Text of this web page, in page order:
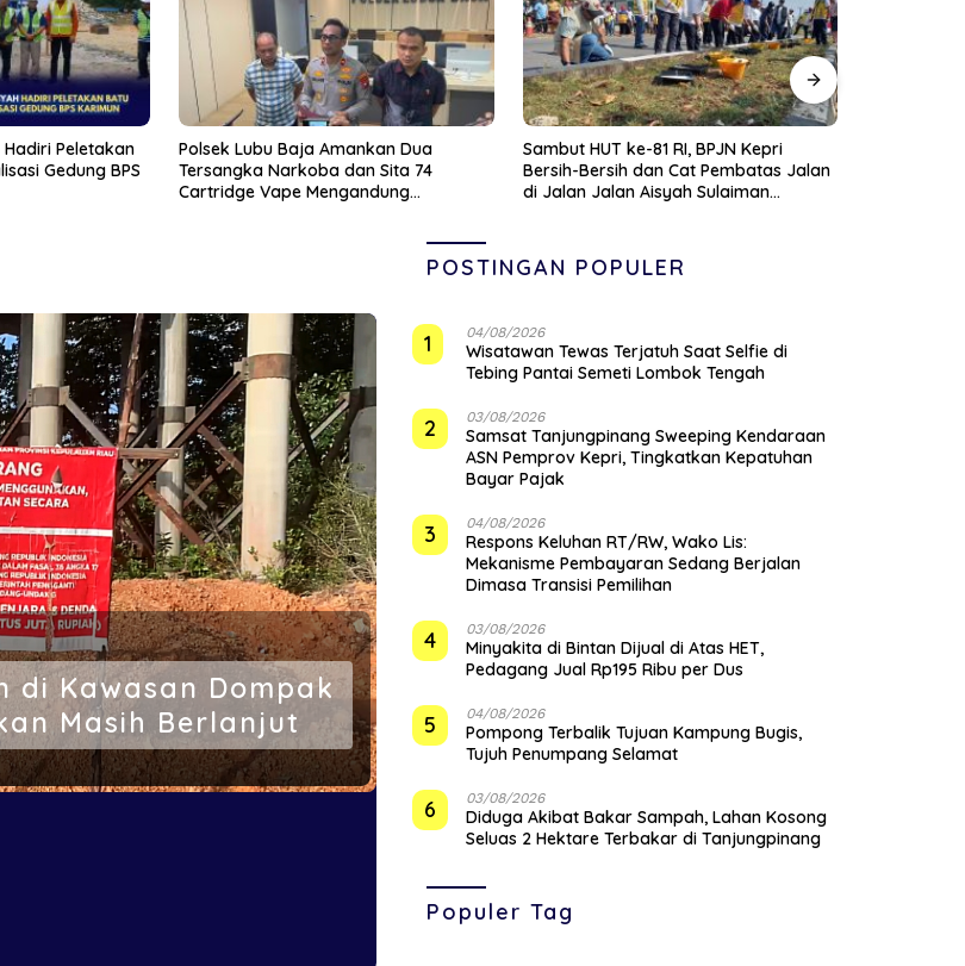
Dua
Sita 74
Sambut HUT ke-81 RI, BPJN Kepri
Bersih-Bersih dan Cat Pembatas Jalan
di Jalan Jalan Aisyah Sulaiman
Pemko Tanjungpinang Salurkan
Seragam Sekolah Gratis di November
di Kawasan Dompak
Masih Berlanjut
POSTINGAN POPULER
1 04/08/2026
Wisatawan Tewas Terjatuh Saat Selfie di
Tebing Pantai Semeti Lombok Tengah
2 03/08/2026
Samsat Tanjungpinang Sweeping Kendaraan
ASN Pemprov Kepri, Tingkatkan Kepatuhan
Bayar Pajak
3 04/08/2026
‎Respons Keluhan RT/RW, Wako Lis:
Mekanisme Pembayaran Sedang Berjalan
Dimasa Transisi Pemilihan
4 03/08/2026
Minyakita di Bintan Dijual di Atas HET,
Pedagang Jual Rp195 Ribu per Dus
5 04/08/2026
Pompong Terbalik Tujuan Kampung Bugis,
Tujuh Penumpang Selamat
6 03/08/2026
Diduga Akibat Bakar Sampah, Lahan Kosong
Seluas 2 Hektare Terbakar di Tanjungpinang
Populer Tag